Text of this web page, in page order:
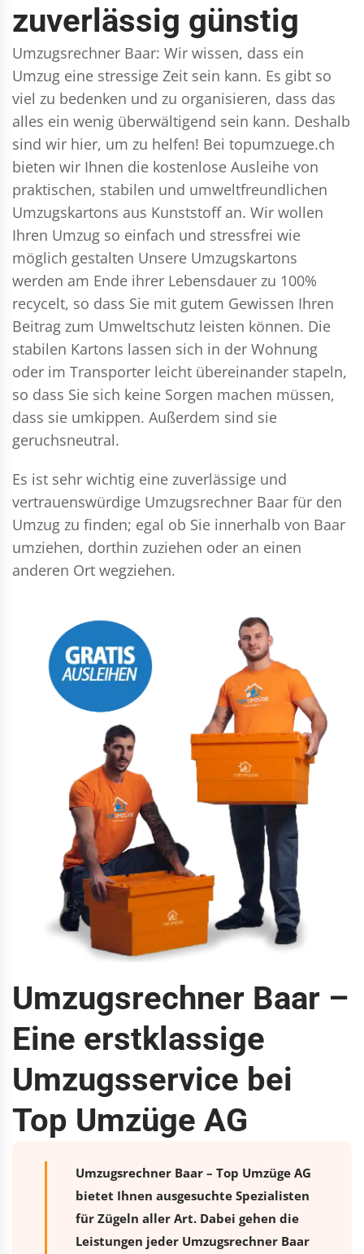
zuverlässig günstig
Umzugsrechner Baar: Wir wissen, dass ein
Umzug eine stressige Zeit sein kann. Es gibt so
viel zu bedenken und zu organisieren, dass das
alles ein wenig überwältigend sein kann. Deshalb
sind wir hier, um zu helfen! Bei topumzuege.ch
bieten wir Ihnen die kostenlose Ausleihe von
praktischen, stabilen und umweltfreundlichen
Umzugskartons aus Kunststoff an. Wir wollen
Ihren Umzug so einfach und stressfrei wie
möglich gestalten Unsere Umzugskartons
werden am Ende ihrer Lebensdauer zu 100%
recycelt, so dass Sie mit gutem Gewissen Ihren
Beitrag zum Umweltschutz leisten können. Die
stabilen Kartons lassen sich in der Wohnung
oder im Transporter leicht übereinander stapeln,
so dass Sie sich keine Sorgen machen müssen,
dass sie umkippen. Außerdem sind sie
geruchsneutral.
Es ist sehr wichtig eine zuverlässige und
vertrauenswürdige Umzugsrechner Baar für den
Umzug zu finden; egal ob Sie innerhalb von Baar
umziehen, dorthin zuziehen oder an einen
anderen Ort wegziehen.
Umzugsrechner Baar –
Eine erstklassige
Umzugsservice bei
Top Umzüge AG
Umzugsrechner Baar – Top Umzüge AG
bietet Ihnen ausgesuchte Spezialisten
für Zügeln aller Art. Dabei gehen die
Leistungen jeder Umzugsrechner Baar